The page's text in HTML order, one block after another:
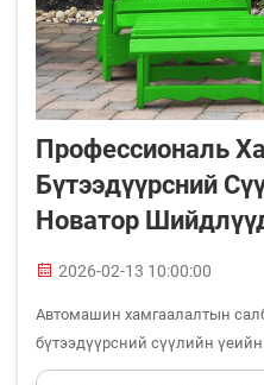
Профессиональ
Бүтээдүүрсний
Новатор
2026-02-13 10:00:00
Автомашин хамгаалалтын
бүтээдүүрсний сүүлийн үеийн
устгагчийн найрлалын